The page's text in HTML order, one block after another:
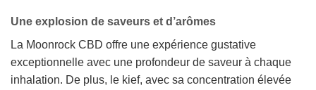
Une explosion de saveurs et d’arômes
La Moonrock CBD offre une expérience gustative
exceptionnelle avec une profondeur de saveur à chaque
inhalation. De plus, le kief, avec sa concentration élevée